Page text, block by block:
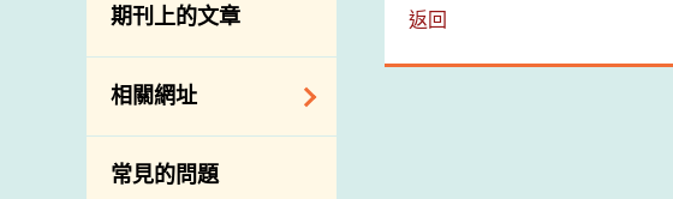
下載
公開比賽
期刊上的文章
相關網址
相關政府部門／機
構
常見的問題
返回